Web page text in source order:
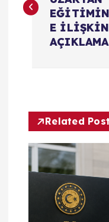
z
e
z
EĞİTİMİN
E İLİŞKİN
AÇIKLAMA
Related